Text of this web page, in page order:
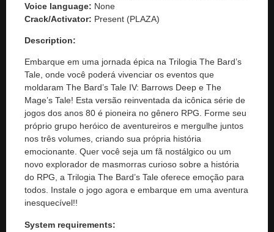
Voice language: None
Crack/Activator: Present (PLAZA)
Description:
Embarque em uma jornada épica na Trilogia The Bard’s
Tale, onde você poderá vivenciar os eventos que
moldaram The Bard’s Tale IV: Barrows Deep e The
Mage’s Tale! Esta versão reinventada da icônica série de
jogos dos anos 80 é pioneira no gênero RPG. Forme seu
próprio grupo heróico de aventureiros e mergulhe juntos
nos três volumes, criando sua própria história
emocionante. Quer você seja um fã nostálgico ou um
novo explorador de masmorras curioso sobre a história
do RPG, a Trilogia The Bard’s Tale oferece emoção para
todos. Instale o jogo agora e embarque em uma aventura
inesquecível!!
System requirements: